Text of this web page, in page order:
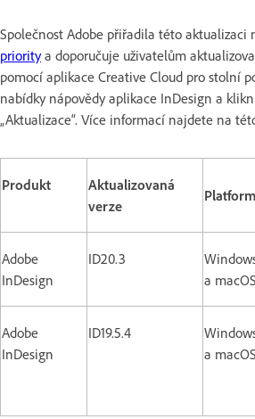
Společnost Adobe přiřadila této aktualizaci
prioritya doporučuje uživatelům
pomocí aplikace Creative Cloud pro stolní
nabídky nápovědy aplikace InDesign a
„Aktualizace“. Více informací najdete na
Produkt
Aktualizovaná
verze
Adobe
InDesign
ID20.3
a macOS
Adobe
InDesign
ID19.5.4
a macOS